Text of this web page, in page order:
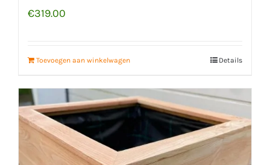
€319.00
Toevoegen aan winkelwagen Details